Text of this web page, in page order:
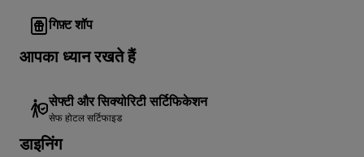
गिफ़्ट शॉप
आपका ध्यान रखते हैं
सेफ्टी और सिक्योरिटी सर्टिफिकेशन
सेफ होटल सर्टिफाइड
डाइनिंग